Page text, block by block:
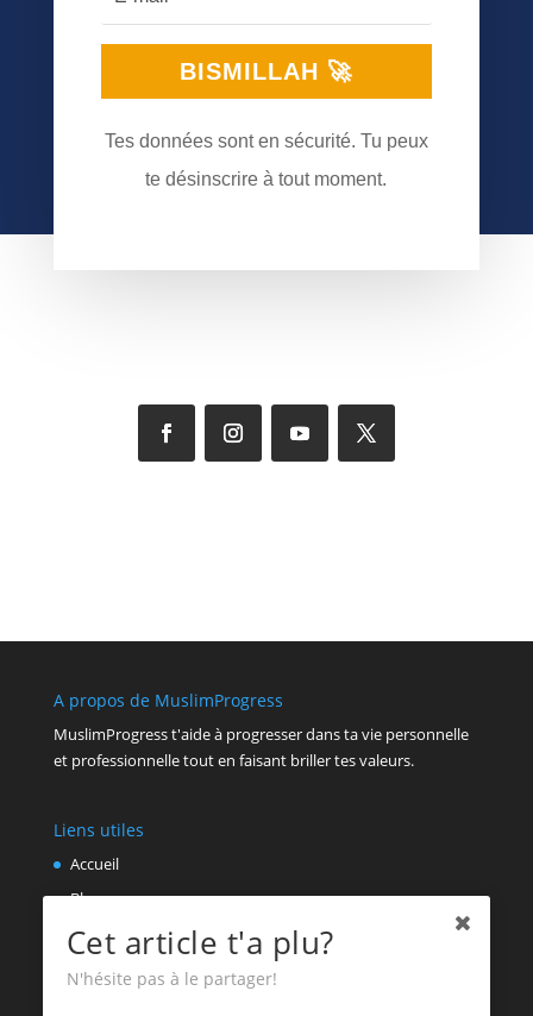
BISMILLAH 🚀
Tes données sont en sécurité. Tu peux
te désinscrire à tout moment.
A propos de MuslimProgress
MuslimProgress t'aide à progresser dans ta vie personnelle
et professionnelle tout en faisant briller tes valeurs.
Liens utiles
Accueil
Blog
A propos
Cet article t'a plu?
N'hésite pas à le partager!